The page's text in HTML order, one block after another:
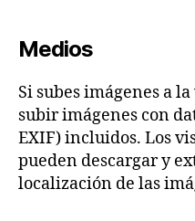
Medios
Si subes imágenes a
subir imágenes con
EXIF) incluidos. Los
pueden descargar y
localización de las